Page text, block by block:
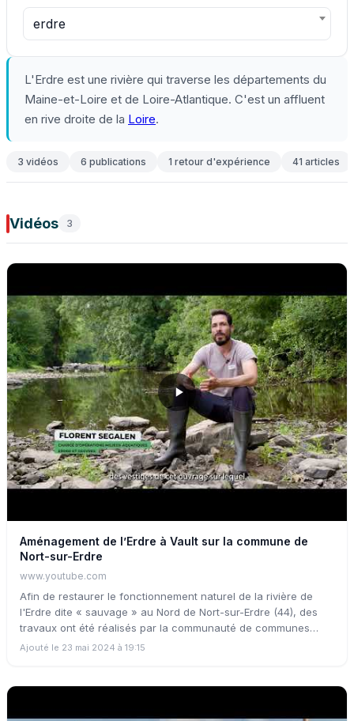
erdre
L'Erdre est une rivière qui traverse les départements du
Maine-et-Loire et de Loire-Atlantique. C'est un affluent
en rive droite de la Loire.
3 vidéos 6 publications 1 retour d'expérience 41 articles
Vidéos 3
Aménagement de l’Erdre à Vault sur la commune de
Nort-sur-Erdre
www.youtube.com
Afin de restaurer le fonctionnement naturel de la rivière de
l'Erdre dite « sauvage » au Nord de Nort-sur-Erdre (44), des
travaux ont été réalisés par la communauté de communes
d’Erdre et Gesvres sur le moulin de Vault ainsi que dans le lit
Ajouté le 23 mai 2024 à 19:15